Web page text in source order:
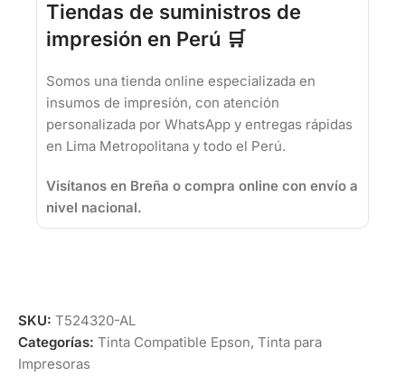
Tiendas de suministros de
impresión en Perú 🛒
Somos una tienda online especializada en
insumos de impresión, con atención
personalizada por WhatsApp y entregas rápidas
en Lima Metropolitana y todo el Perú.
Visítanos en Breña o compra online con envío a
nivel nacional.
SKU: T524320-AL
Categorías: Tinta Compatible Epson, Tinta para
Impresoras